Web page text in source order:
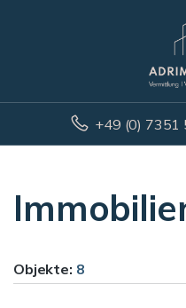
+49 (0) 7351
Objekte: 8